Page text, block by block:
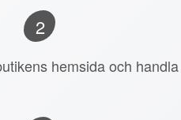
2
hemsida och handla